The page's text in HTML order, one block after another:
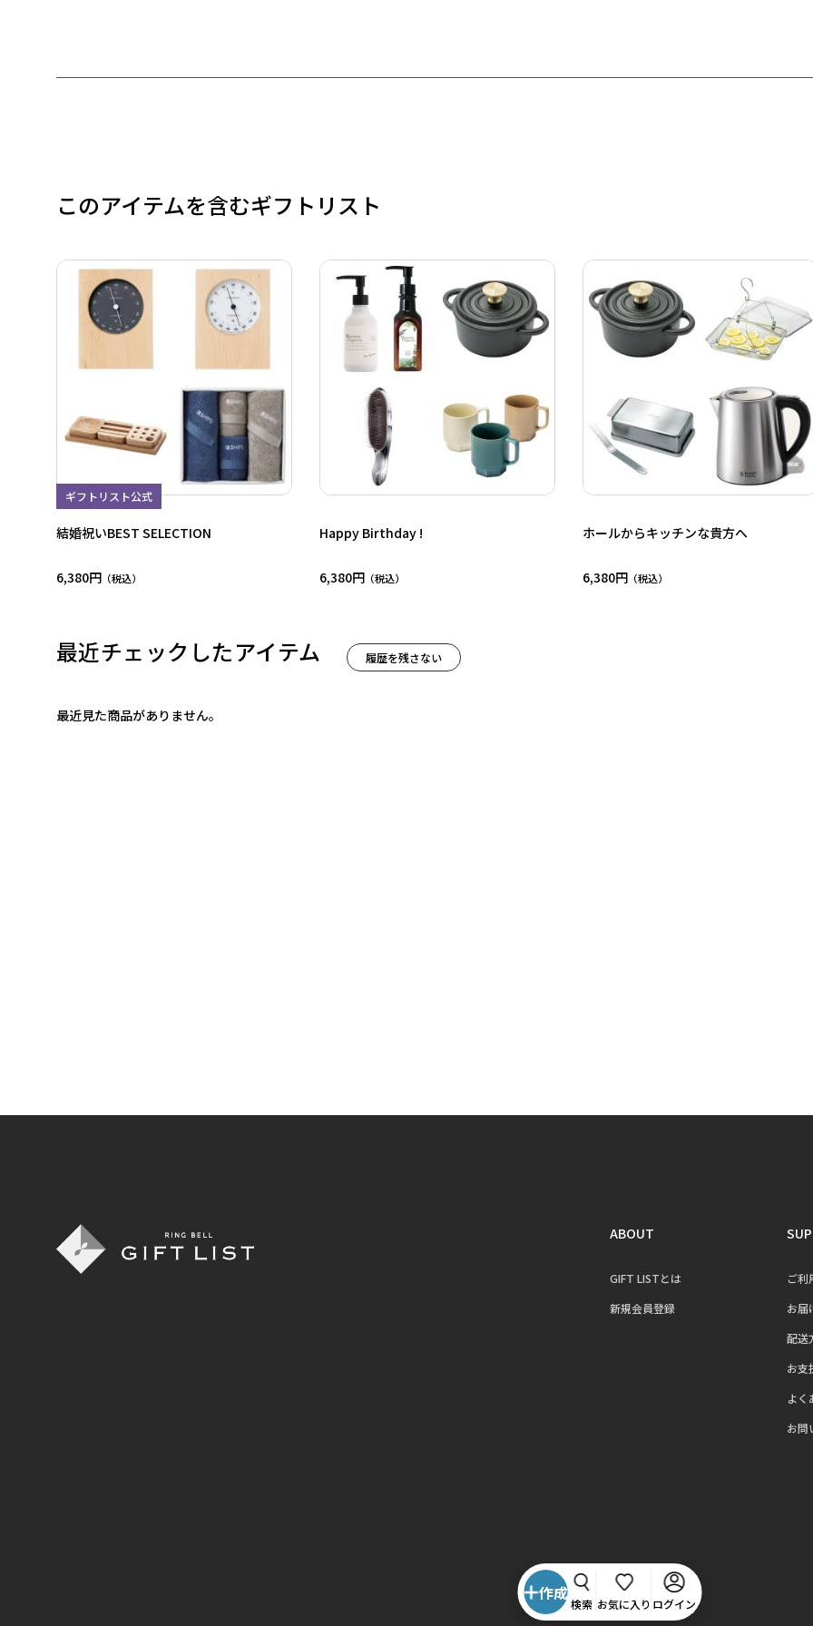
このアイテムを含むギフトリスト
ギフトリスト公式
結婚祝いBEST SELECTION
6,380円
Happy Birthday !
6,380円
ホールからキッチンな貴方へ
6,380円
最近チェックしたアイテム
最近見た商品がありません。
履歴を残さない
ABOUT
GIFT LISTとは
新規会員登録
ご利
お届
配送
お支
よく
お問
作成
検索 お気に入り ログイン